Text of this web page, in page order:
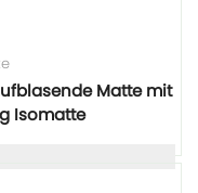
Matte mit
Isomatte